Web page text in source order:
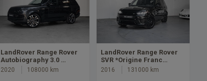
LandRover Range Rover
Autobiography 3.0 …
2020 108000 km
LandRover Range Rover
SVR *Origine Franc…
2016 131000 km